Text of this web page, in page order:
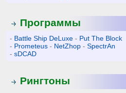
Программы
- Battle Ship DeLuxe - Put The Block
- Prometeus - NetZhop -SpectrAn
-sDCAD
Рингтоны